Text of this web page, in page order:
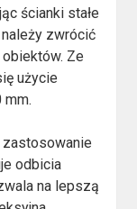
ścianki stałe
zwrócić
Ze
użycie
odbicia
na lepszą